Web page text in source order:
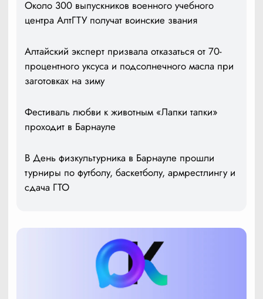
Около 300 выпускников военного учебного
центра АлтГТУ получат воинские звания
Алтайский эксперт призвала отказаться от 70-
процентного уксуса и подсолнечного масла при
заготовках на зиму
Фестиваль любви к животным «Лапки тапки»
проходит в Барнауле
В День физкультурника в Барнауле прошли
турниры по футболу, баскетболу, армрестлингу и
сдача ГТО